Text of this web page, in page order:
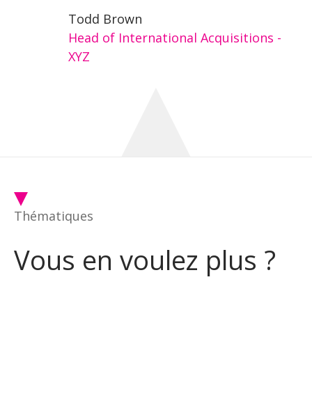
Todd Brown
Head of International Acquisitions -
XYZ
Thématiques
Vous en voulez plus ?